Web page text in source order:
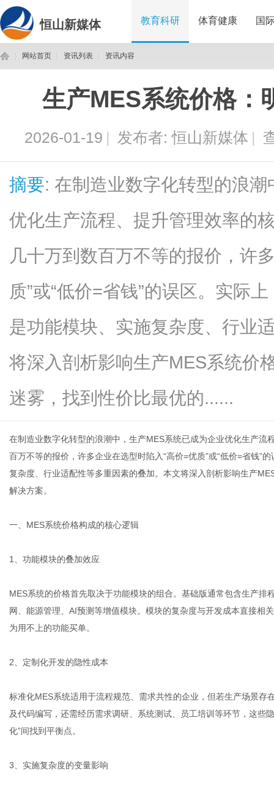
恒山新媒体 教育科研 体育健康 国
网站首页
›
资讯列表
›
资讯内容
生产MES系统价格：
2026-01-19 | 发布者:恒山新媒体 |
摘要: 在制造业数字化转型的浪
优化生产流程、提升管理效率的
几十万到数百万不等的报价，许
质”或“低价=省钱”的误区。实际
是功能模块、实施复杂度、行业
将深入剖析影响生产MES系统价
迷雾，找到性价比最优的......
在制造业数字化转型的浪潮中，生产MES系统已成为企业优化生产
百万不等的报价，许多企业在选型时陷入“高价=优质”或“低价=省钱”
复杂度、行业适配性等多重因素的叠加。本文将深入剖析影响生产
解决方案。
一、MES系统价格构成的核心逻辑
1、功能模块的叠加效应
MES系统的价格首先取决于功能模块的组合。基础版通常包含生产
网、能源管理、AI预测等增值模块。模块的复杂度与开发成本直接相
为用不上的功能买单。
2、定制化开发的隐性成本
标准化MES系统适用于流程规范、需求共性的企业，但若生产场景
及代码编写，还需经历需求调研、系统测试、员工培训等环节，这些
化”间找到平衡点。
3、实施复杂度的变量影响